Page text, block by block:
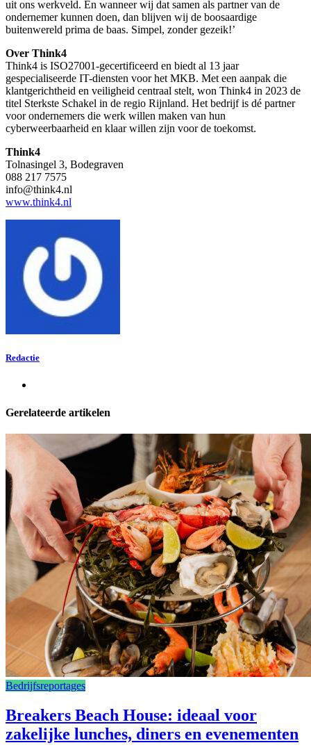
uit ons werkveld. En wanneer wij dat samen als partner van de
ondernemer kunnen doen, dan blijven wij de boosaardige
buitenwereld prima de baas. Simpel, zonder gezeik!’
Over Think4
Think4 is ISO27001-gecertificeerd en biedt al 13 jaar
gespecialiseerde IT-diensten voor het MKB. Met een aanpak die
klantgerichtheid en veiligheid centraal stelt, won Think4 in 2023 de
titel Sterkste Schakel in de regio Rijnland. Het bedrijf is dé partner
voor ondernemers die werk willen maken van hun
cyberweerbaarheid en klaar willen zijn voor de toekomst.
Think4
Tolnasingel 3, Bodegraven
088 217 7575
info@think4.nl
www.think4.nl
Redactie
Gerelateerde artikelen
Bedrijfsreportages
Breakers Beach House: ideaal voor
zakelijke lunches, diners en evenementen